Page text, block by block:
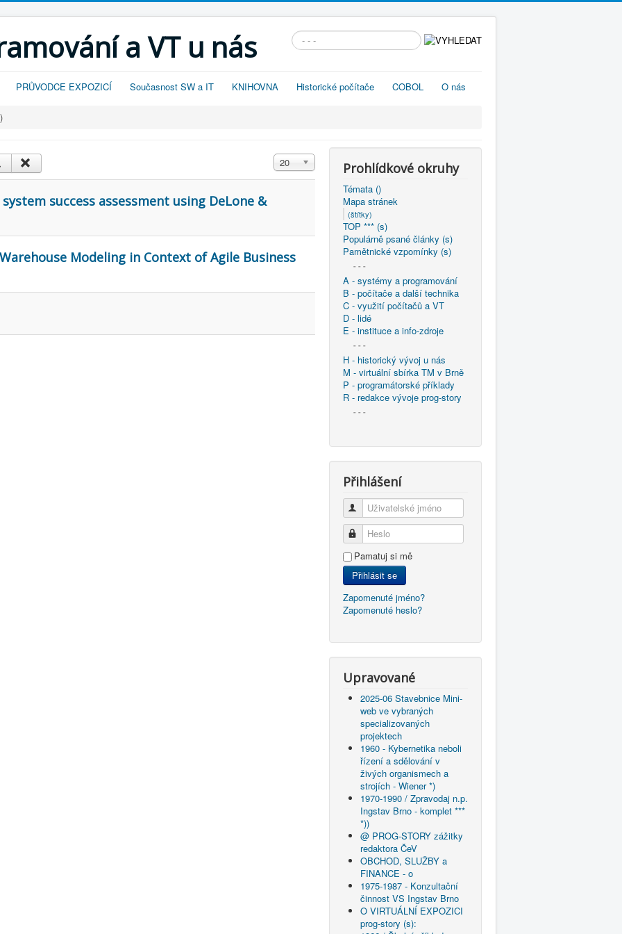
a VT u nás Vyhledávání...
PRŮVODCE EXPOZICÍ Současnost SW a IT KNIHOVNA Historické počítače COBOL O nás
Zobrazit
20
success assessment using DeLone &
Modeling in Context of Agile Business
Prohlídkové okruhy
Témata ()
Mapa stránek
(štítky)
TOP *** (s)
Populárně psané články (s)
Pamětnické vzpomínky (s)
- - -
A - systémy a programování
B - počítače a další technika
C - využití počítačů a VT
D - lidé
E - instituce a info-zdroje
- - -
H - historický vývoj u nás
M - virtuální sbírka TM v Brně
P - programátorské příklady
R - redakce vývoje prog-story
- - -
Přihlášení
Uživatelské jméno
Heslo
Pamatuj si mě
Přihlásit se
Zapomenuté jméno?
Zapomenuté heslo?
Upravované
2025-06 Stavebnice Mini-
web ve vybraných
specializovaných
projektech
1960 - Kybernetika neboli
řízení a sdělování v
živých organismech a
strojích - Wiener *)
1970-1990 / Zpravodaj n.p.
Ingstav Brno - komplet ***
*))
@ PROG-STORY zážitky
redaktora ČeV
OBCHOD, SLUŽBY a
FINANCE - o
1975-1987 - Konzultační
činnost VS Ingstav Brno
O VIRTUÁLNÍ EXPOZICI
prog-story (s):